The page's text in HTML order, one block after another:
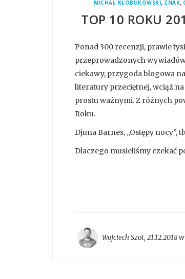
MICHAŁ KŁOBUKOWSKI, ZNAK,
TOP 10 ROKU
Ponad 300 recenzji, prawie
przeprowadzonych
ciekawy, przygoda blogowa
literatury przeciętnej, wciąż
prostu ważnymi. Z różnych
Roku.
Djuna Barnes, „Ostępy nocy”,
Dlaczego musieliśmy czekać
Wojciech Szot, 21.12.2018